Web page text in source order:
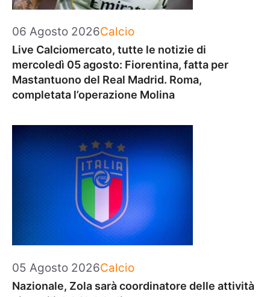
06 Agosto 2026Categorie
Calcio
Live Calciomercato, tutte le notizie di
mercoledì 05 agosto: Fiorentina, fatta per
Mastantuono del Real Madrid. Roma,
completata l’operazione Molina
05 Agosto 2026Categorie
Calcio
Nazionale, Zola sarà coordinatore delle attività